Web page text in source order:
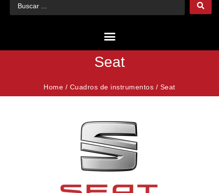
Seat
Home / Cuadros de instrumentos / Seat